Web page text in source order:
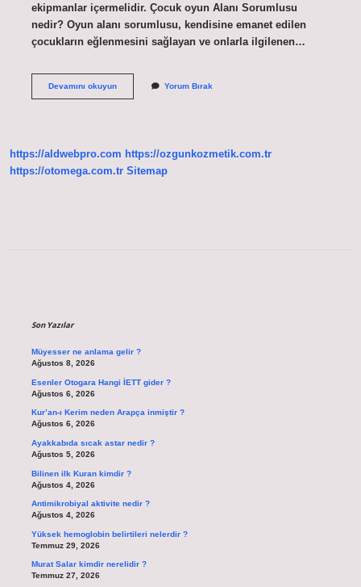
ekipmanlar içermelidir. Çocuk oyun Alanı Sorumlusu
nedir? Oyun alanı sorumlusu, kendisine emanet edilen
çocukların eğlenmesini sağlayan ve onlarla ilgilenen…
Devamını okuyunIkea
Yorum Bırak
https://aldwebpro.com https://ozgunkozmetik.com.tr
https://otomega.com.tr Sitemap
Son Yazılar
Müyesser ne anlama gelir ?
Ağustos 8, 2026
Esenler Otogara Hangi İETT gider ?
Ağustos 6, 2026
Kur’an-ı Kerim neden Arapça inmiştir ?
Ağustos 6, 2026
Ayakkabıda sıcak astar nedir ?
Ağustos 5, 2026
Bilinen ilk Kuran kimdir ?
Ağustos 4, 2026
Antimikrobiyal aktivite nedir ?
Ağustos 4, 2026
Yüksek hemoglobin belirtileri nelerdir ?
Temmuz 29, 2026
Murat Salar kimdir nerelidir ?
Temmuz 27, 2026